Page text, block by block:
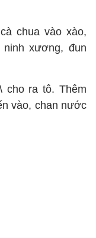
chua vào xào,
xương, đun
cho ra tô. Thêm
vào, chan nước